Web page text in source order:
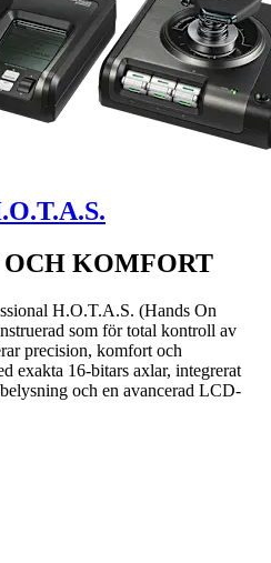
KOMFORT
H.O.T.A.S. (Hands On
som för total kontroll av
precision, komfort och
exakta 16-bitars axlar, integrerat
och en avancerad LCD-